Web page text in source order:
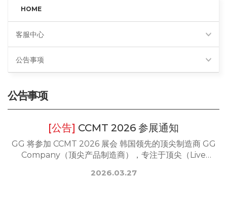
HOME
客服中心
公告事项
公告事项
CCMT 2026 参展通知
GG 将参加 CCMT 2026 展会 韩国领先的顶尖制造商 GG
Company（顶尖产品制造商），专注于顶尖（Live
2026.03.27